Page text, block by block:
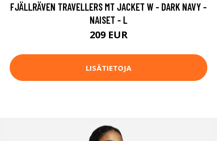
FJÄLLRÄVEN TRAVELLERS MT JACKET W - DARK NAVY -
NAISET - L
209 EUR
LISÄTIETOJA